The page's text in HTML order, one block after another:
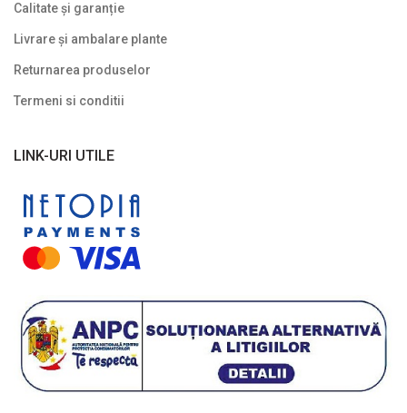
Soiuri speciale/licențiate
Uncategorized
Calitate și garanție
Livrare și ambalare plante
Returnarea produselor
Termeni si conditii
LINK-URI UTILE